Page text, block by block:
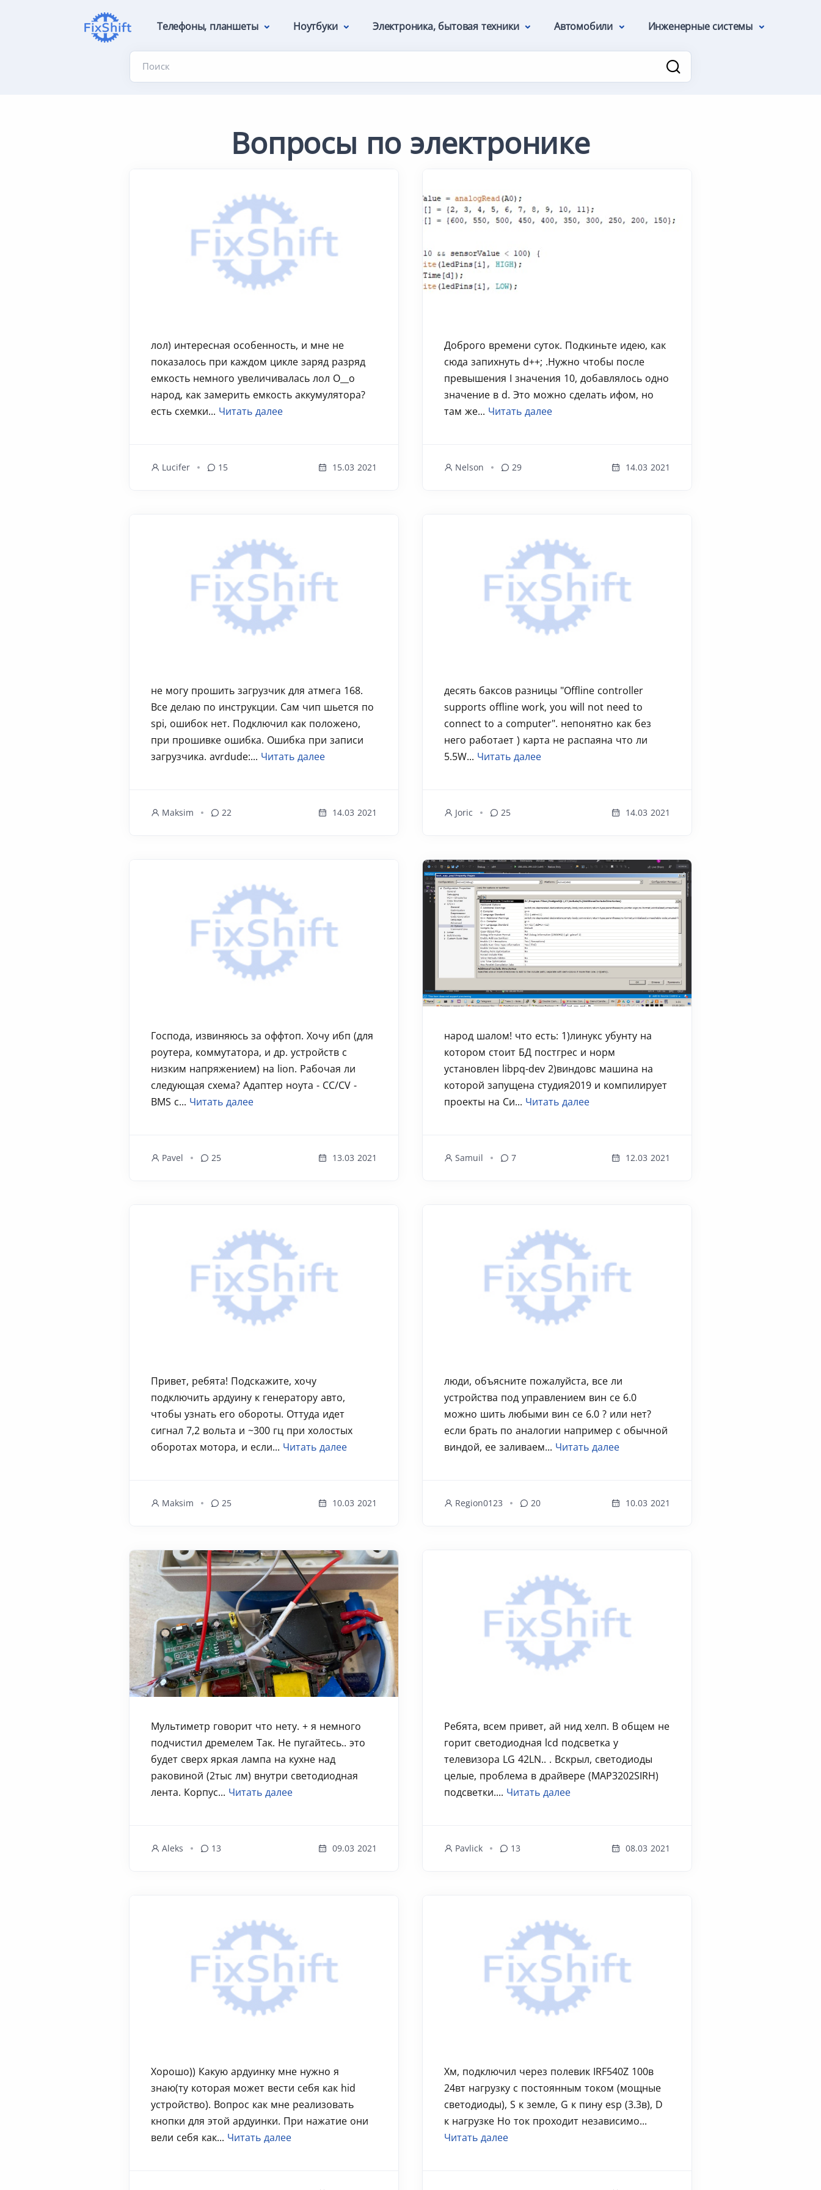
Телефоны, планшеты Ноутбуки Электроника, бытовая техники Автомобили Инженерные системы
Поиск
Вопросы по электронике
лол) интересная особенность, и мне не
показалось при каждом цикле заряд разряд
емкость немного увеличивалась лол О__о
народ, как замерить емкость аккумулятора?
есть схемки... Читать далее
Lucifer 15 15.03 2021
Доброго времени суток. Подкиньте идею, как
сюда запихнуть d++; .Нужно чтобы после
превышения I значения 10, добавлялось одно
значение в d. Это можно сделать ифом, но
там же... Читать далее
Nelson 29 14.03 2021
не могу прошить загрузчик для атмега 168.
Все делаю по инструкции. Сам чип шьется по
spi, ошибок нет. Подключил как положено,
при прошивке ошибка. Ошибка при записи
загрузчика. avrdude:... Читать далее
Maksim 22 14.03 2021
десять баксов разницы "Offline controller
supports offline work, you will not need to
connect to a computer". непонятно как без
него работает ) карта не распаяна что ли
5.5W... Читать далее
Joric 25 14.03 2021
Господа, извиняюсь за оффтоп. Хочу ибп (для
роутера, коммутатора, и др. устройств с
низким напряжением) на lion. Рабочая ли
следующая схема? Адаптер ноута - СС/CV -
BMS с... Читать далее
Pavel 25 13.03 2021
народ шалом! что есть: 1)линукс убунту на
котором стоит БД постгрес и норм
установлен libpq-dev 2)виндовс машина на
которой запущена студия2019 и компилирует
проекты на Си... Читать далее
Samuil 7 12.03 2021
Привет, ребята! Подскажите, хочу
подключить ардуину к генератору авто,
чтобы узнать его обороты. Оттуда идет
сигнал 7,2 вольта и ~300 гц при холостых
оборотах мотора, и если... Читать далее
Maksim 25 10.03 2021
люди, объясните пожалуйста, все ли
устройства под управлением вин се 6.0
можно шить любыми вин се 6.0 ? или нет?
если брать по аналогии например с обычной
виндой, ее заливаем... Читать далее
Region0123 20 10.03 2021
Мультиметр говорит что нету. + я немного
подчистил дремелем Так. Не пугайтесь.. это
будет сверх яркая лампа на кухне над
раковиной (2тыс лм) внутри светодиодная
лента. Корпус... Читать далее
Aleks 13 09.03 2021
Ребята, всем привет, ай нид хелп. В общем не
горит светодиодная lcd подсветка у
телевизора LG 42LN.. . Вскрыл, светодиоды
целые, проблема в драйвере (MAP3202SIRH)
подсветки.... Читать далее
Pavlick 13 08.03 2021
Хорошо)) Какую ардуинку мне нужно я
знаю(ту которая может вести себя как hid
устройство). Вопрос как мне реализовать
кнопки для этой ардуинки. При нажатие они
вели себя как... Читать далее
Хм, подключил через полевик IRF540Z 100в
24вт нагрузку с постоянным током (мощные
светодиоды), S к земле, G к пину esp (3.3в), D
к нагрузке Но ток проходит независимо...
Читать далее